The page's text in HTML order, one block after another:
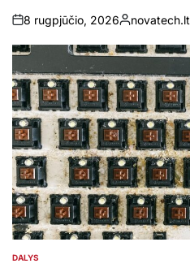
on
8 rugpjūčio, 2026
Posted
by
novatech.lt
POSTED
DALYS